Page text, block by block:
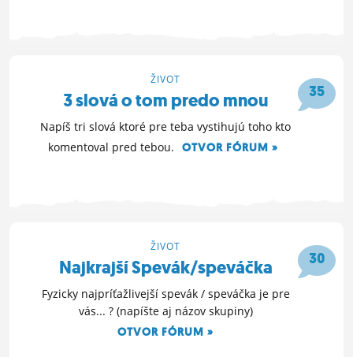
35
ŽIVOT
3 slová o tom predo mnou
Napíš tri slová ktoré pre teba vystihujú toho kto
komentoval pred tebou.
OTVOR FÓRUM »
30
ŽIVOT
Najkrajší Spevák/speváčka
Fyzicky najpríťažlivejší spevák / speváčka je pre
vás... ? (napíšte aj názov skupiny)
OTVOR FÓRUM »